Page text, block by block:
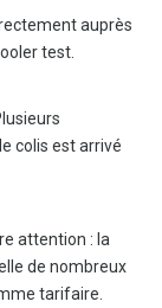
auprès
test.
colis est arrivé
attention : la
de nombreux
tarifaire.